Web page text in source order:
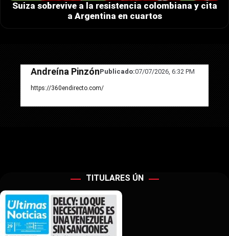
Suiza sobrevive a la resistencia colombiana y cita
a Argentina en cuartos
Andreína PinzónPublicado:07/07/2026, 6:32 PM
https://360endirecto.com/
TITULARES ÚN